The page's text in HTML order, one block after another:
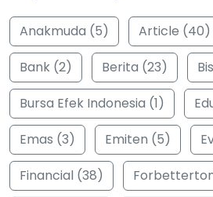
Anakmuda (5) Article (40)
Bank (2)
Berita (23)
Bursa Efek Indonesia (1)
Emas (3)
Emiten (5)
Financial (38)